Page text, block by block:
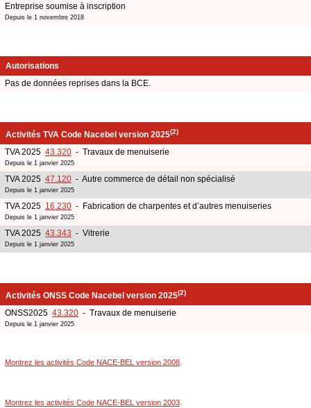
Entreprise soumise à inscription
Depuis le 1 novembre 2018
Autorisations
Pas de données reprises dans la BCE.
Activités TVA Code Nacebel version 2025(2)
TVA 2025 43.320 - Travaux de menuiserie
Depuis le 1 janvier 2025
TVA 2025 47.120 - Autre commerce de détail non spécialisé
Depuis le 1 janvier 2025
TVA 2025 16.230 - Fabrication de charpentes et d’autres menuiseries
Depuis le 1 janvier 2025
TVA 2025 43.343 - Vitrerie
Depuis le 1 janvier 2025
Activités ONSS Code Nacebel version 2025(2)
ONSS2025 43.320 - Travaux de menuiserie
Depuis le 1 janvier 2025
Montrez les activités Code NACE-BEL version 2008
Montrez les activités Code NACE-BEL version 2003